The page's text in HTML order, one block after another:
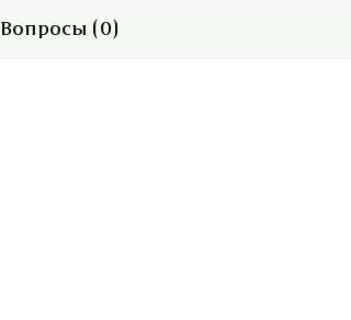
Вопросы (0)